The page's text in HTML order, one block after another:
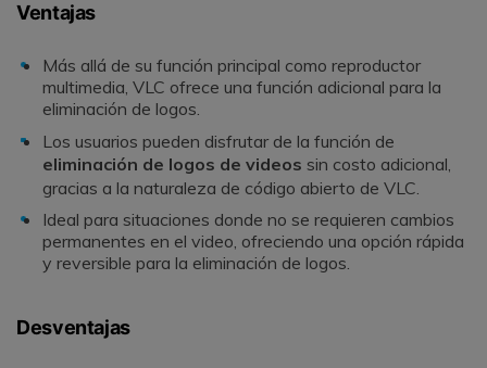
Ventajas
Más allá de su función principal como reproductor
multimedia, VLC ofrece una función adicional para la
eliminación de logos.
Los usuarios pueden disfrutar de la función de
eliminación de logos de videos sin costo adicional,
gracias a la naturaleza de código abierto de VLC.
Ideal para situaciones donde no se requieren cambios
permanentes en el video, ofreciendo una opción rápida
y reversible para la eliminación de logos.
Desventajas